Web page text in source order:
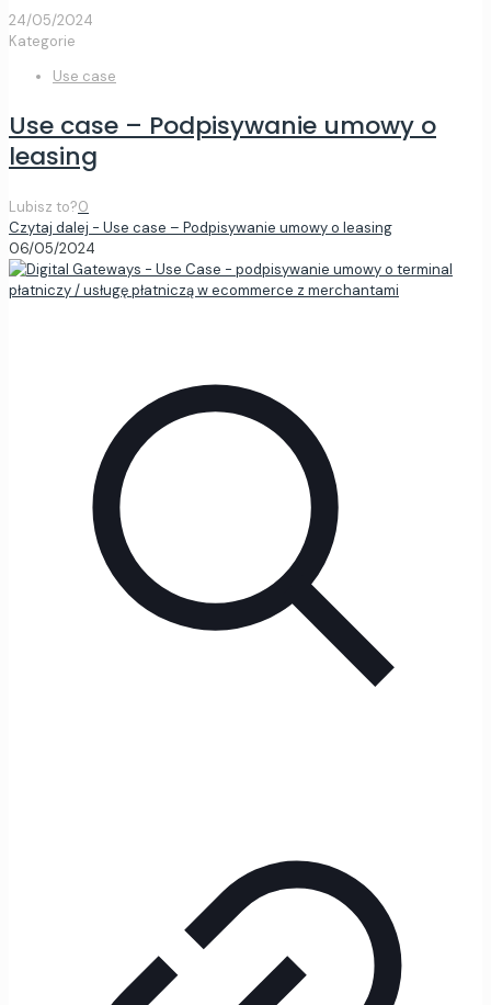
24/05/2024
Kategorie
Use case
Use case – Podpisywanie umowy o
leasing
Lubisz to?0
Czytaj dalej - Use case – Podpisywanie umowy o leasing
06/05/2024